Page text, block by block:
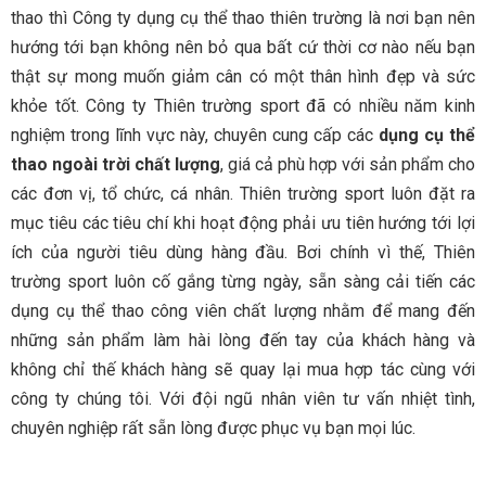
thao thì Công ty dụng cụ thể thao thiên trường là nơi bạn nên
hướng tới bạn không nên bỏ qua bất cứ thời cơ nào nếu bạn
thật sự mong muốn giảm cân có một thân hình đẹp và sức
khỏe tốt. Công ty Thiên trường sport đã có nhiều năm kinh
nghiệm trong lĩnh vực này, chuyên cung cấp các dụng cụ thể
thao ngoài trời chất lượng, giá cả phù hợp với sản phẩm cho
các đơn vị, tổ chức, cá nhân. Thiên trường sport luôn đặt ra
mục tiêu các tiêu chí khi hoạt động phải ưu tiên hướng tới lợi
ích của người tiêu dùng hàng đầu. Bơi chính vì thế, Thiên
trường sport luôn cố gắng từng ngày, sẵn sàng cải tiến các
dụng cụ thể thao công viên chất lượng nhằm để mang đến
những sản phẩm làm hài lòng đến tay của khách hàng và
không chỉ thế khách hàng sẽ quay lại mua hợp tác cùng với
công ty chúng tôi. Với đội ngũ nhân viên tư vấn nhiệt tình,
chuyên nghiệp rất sẵn lòng được phục vụ bạn mọi lúc.